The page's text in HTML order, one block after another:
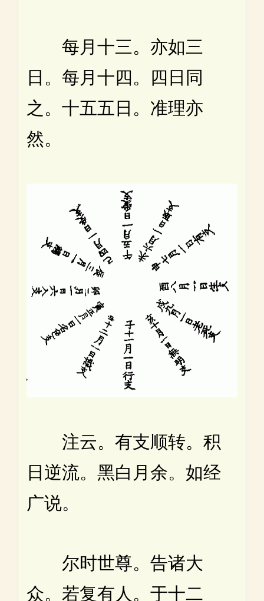
每月十三。亦如三
日。每月十四。四日同
之。十五五日。准理亦
然。
注云。有支顺转。积
日逆流。黑白月余。如经
广说。
尔时世尊。告诸大
众。若复有人。于十二